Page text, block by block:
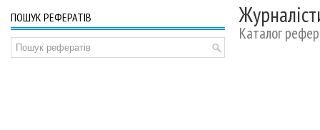
Каталог
ПОШУК РЕФЕРАТІВ